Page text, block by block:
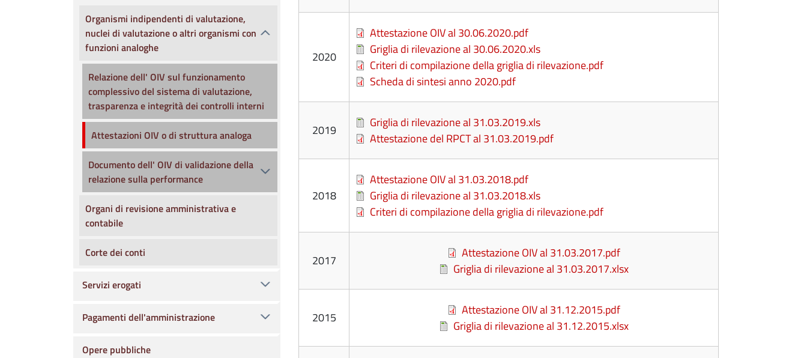
2020
FileAttestazione OIV al 30.06.2020.pdf
FileGriglia di rilevazione al 30.06.2020.xls
FileCriteri di compilazione della griglia di rilevazione.pdf
FileScheda di sintesi anno 2020.pdf
2019 FileGriglia di rilevazione al 31.03.2019.xls
FileAttestazione del RPCT al 31.03.2019.pdf
2018
FileAttestazione OIV al 31.03.2018.pdf
FileGriglia di rilevazione al 31.03.2018.xls
FileCriteri di compilazione della griglia di rilevazione.pdf
2017
Attestazione OIV al 31.03.2017.pdf
Griglia di rilevazione al 31.03.2017.xlsx
2015
Attestazione OIV al 31.12.2015.pdf
Griglia di rilevazione al 31.12.2015.xlsx
Organismi indipendenti di valutazione,
nuclei di valutazione o altri organismi con
funzioni analoghe
Relazione dell' OIV sul funzionamento
complessivo del sistema di valutazione,
trasparenza e integrità dei controlli interni
Attestazioni OIV o di struttura analoga
Documento dell' OIV di validazione della
relazione sulla performance
Organi di revisione amministrativa e
contabile
Corte dei conti
Servizi erogati
Pagamenti dell'amministrazione
Opere pubbliche